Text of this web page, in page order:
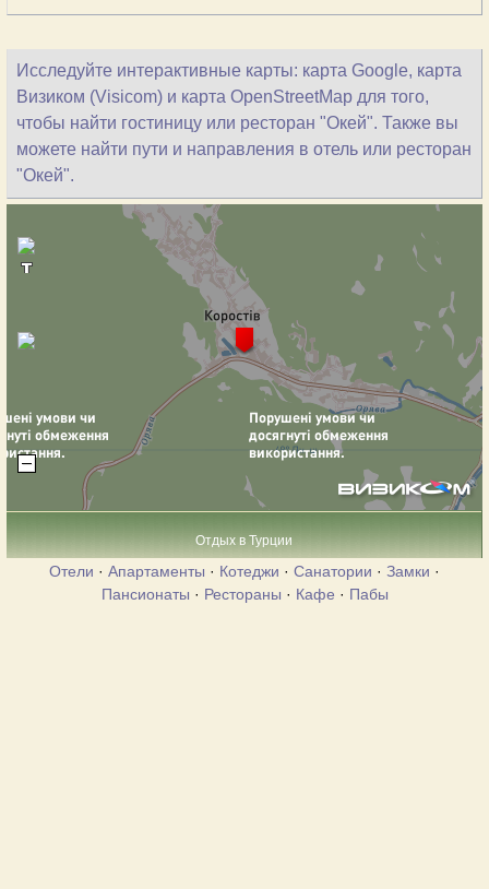
Исследуйте интерактивные карты: карта Google, карта
Визиком (Visicom) и карта OpenStreetMap для того,
чтобы найти гостиницу или ресторан "Окей". Также вы
можете найти пути и направления в отель или ресторан
"Окей".
Отдых в Турции
Отели · Апартаменты · Котеджи · Санатории · Замки ·
Пансионаты · Рестораны · Кафе · Пабы